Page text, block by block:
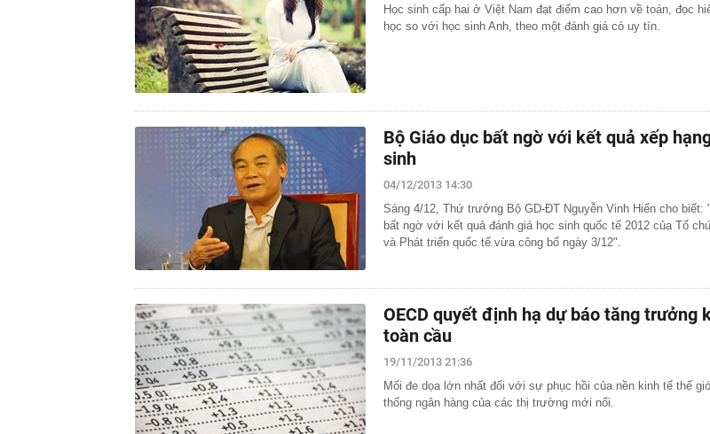
Học sinh cấp hai ở Việt Nam đạt điểm cao hơn về toán, đọc
học so với học sinh Anh, theo một đánh giá có uy tín.
Bộ Giáo dục bất ngờ với kết quả xếp
sinh
04/12/2013 14:30
Sáng 4/12, Thứ trưởng Bộ GD-ĐT Nguyễn Vinh Hiển cho biết:
bất ngờ với kết quả đánh giá học sinh quốc tế 2012 của Tổ
và Phát triển quốc tế vừa công bố ngày 3/12".
OECD quyết định hạ dự báo tăng trưởng
toàn cầu
19/11/2013 21:36
Mối đe dọa lớn nhất đối với sự phục hồi của nền kinh tế thế
thống ngân hàng của các thị trường mới nổi.